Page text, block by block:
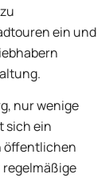
ein und
nur wenige
sich ein
öffentlichen
regelmäßige